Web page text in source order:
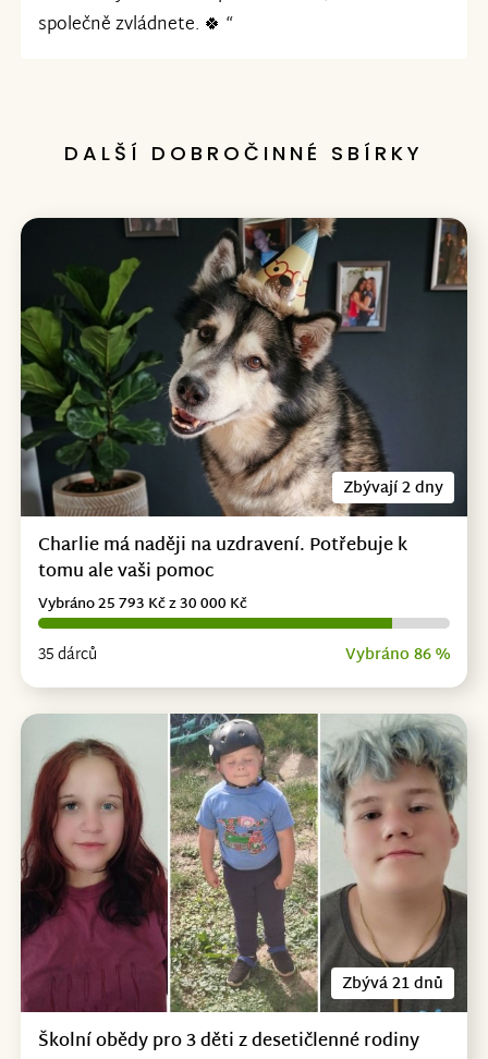
společně zvládnete. 🍀 “
DALŠÍ DOBROČINNÉ SBÍRKY
Zbývají 2 dny
Charlie má naději na uzdravení. Potřebuje k
tomu ale vaši pomoc
35 dárců Vybráno 86 %
Vybráno 25 793 Kč z 30 000 Kč
Zbývá 21 dnů
Školní obědy pro 3 děti z desetičlenné rodiny